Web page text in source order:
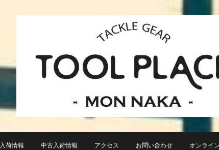
TACKLE GEAR
小さなルアーフィッシングショップ「ツールプレイス」が門前仲町に近日
入荷情報 中古入荷情報 アクセス お問い合わせ オンライ